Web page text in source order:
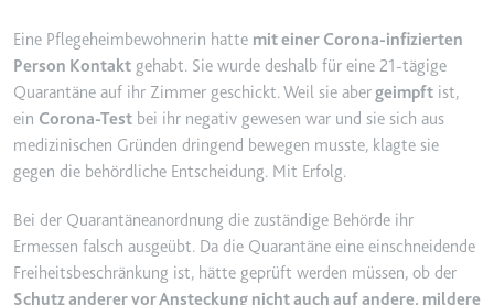
Zweck:
Wird verwendet, um Daten zu
und das Verhalten des Besuchers
zu senden. Erfasst den Besucher
über Geräte und Marketingkanäle
hinweg.
Typ:
HTTP-Cookie
_ga_#
Ablauf:
180 Tage
Typ:
HTTP-Cookie
YSC
Registriert eine eindeutige ID, um
Statistiken der Videos von
YouTube, die der Benutzer
Eine Pflegeheimbewohnerin hatte mit einer Corona-infizierten
Person Kontakt gehabt. Sie wurde deshalb für eine 21-tägige
Quarantäne auf ihr Zimmer geschickt. Weil sie aber geimpft ist,
ein Corona-Test bei ihr negativ gewesen war und sie sich aus
medizinischen Gründen dringend bewegen musste, klagte sie
gegen die behördliche Entscheidung. Mit Erfolg.
Bei der Quarantäneanordnung die zuständige Behörde ihr
Ermessen falsch ausgeübt. Da die Quarantäne eine einschneidende
Freiheitsbeschränkung ist, hätte geprüft werden müssen, ob der
Schutz anderer vor Ansteckung nicht auch auf andere, mildere